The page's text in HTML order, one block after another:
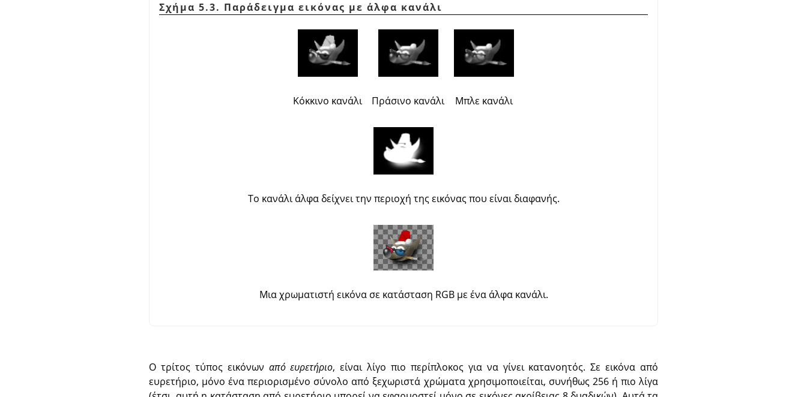
Σχήμα 5.3. Παράδειγμα εικόνας με άλφα κανάλι
Κόκκινο κανάλι Πράσινο κανάλι Μπλε κανάλι
Το κανάλι άλφα δείχνει την περιοχή της εικόνας που είναι διαφανής.
Μια χρωματιστή εικόνα σε κατάσταση RGB με ένα άλφα κανάλι.
Ο τρίτος τύπος εικόνων από ευρετήριο, είναι λίγο πιο περίπλοκος για να γίνει κατανοητός. Σε εικόνα από
ευρετήριο, μόνο ένα περιορισμένο σύνολο από ξεχωριστά χρώματα χρησιμοποιείται, συνήθως 256 ή πιο λίγα